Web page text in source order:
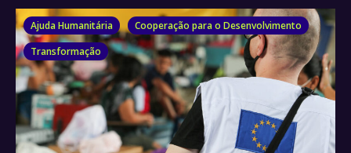
Ajuda Humanitária
Cooperação para o Desenvolvimento
Transformação